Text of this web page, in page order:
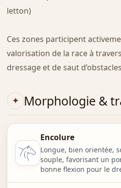
letton)
Ces zones participent
valorisation de la race à
dressage et de saut
Morphologie &
Encolure
Longue, bien orientée,
souple, favorisant un
bonne flexion pour le